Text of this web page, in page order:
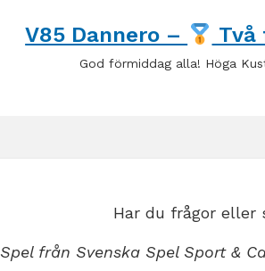
V85 Dannero – Två
God förmiddag alla! Höga
Har du frågor eller
Spel från Svenska Spel Sport &